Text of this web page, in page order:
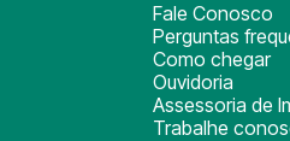
Fale Conosco
Perguntas
Como chegar
Ouvidoria
Assessoria de
Trabalhe